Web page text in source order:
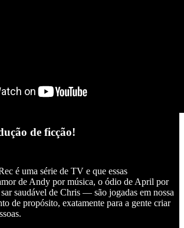
de ficção!
é uma série de TV e que essas
de Andy por música, o ódio de April por
saudável de Chris — são jogadas em nossa
de propósito, exatamente para a gente criar